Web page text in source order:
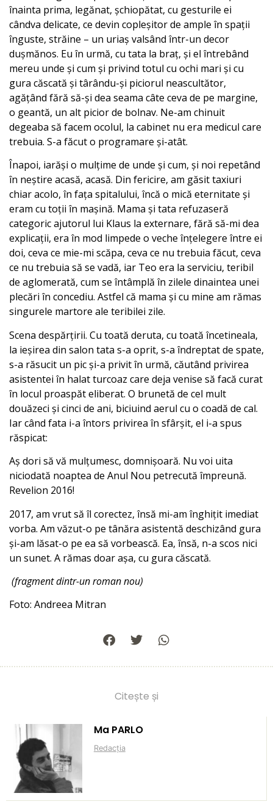
înainta prima, legănat, șchiopătat, cu gesturile ei
cândva delicate, ce devin copleșitor de ample în spații
înguste, străine – un uriaș valsând într-un decor
dușmănos. Eu în urmă, cu tata la braț, și el întrebând
mereu unde și cum și privind totul cu ochi mari și cu
gura căscată și târându-și piciorul neascultător,
agățând fără să-și dea seama câte ceva de pe margine,
o geantă, un alt picior de bolnav. Ne-am chinuit
degeaba să facem ocolul, la cabinet nu era medicul care
trebuia. S-a făcut o programare și-atât.
Înapoi, iarăși o mulțime de unde și cum, și noi repetând
în neștire acasă, acasă. Din fericire, am găsit taxiuri
chiar acolo, în fața spitalului, încă o mică eternitate și
eram cu toții în mașină. Mama și tata refuzaseră
categoric ajutorul lui Klaus la externare, fără să-mi dea
explicații, era în mod limpede o veche înțelegere între ei
doi, ceva ce mie-mi scăpa, ceva ce nu trebuia făcut, ceva
ce nu trebuia să se vadă, iar Teo era la serviciu, teribil
de aglomerată, cum se întâmplă în zilele dinaintea unei
plecări în concediu. Astfel că mama și cu mine am rămas
singurele martore ale teribilei zile.
Scena despărțirii. Cu toată deruta, cu toată încetineala,
la ieșirea din salon tata s-a oprit, s-a îndreptat de spate,
s-a răsucit un pic și-a privit în urmă, căutând privirea
asistentei în halat turcoaz care deja venise să facă curat
în locul proaspăt eliberat. O brunetă de cel mult
douăzeci și cinci de ani, biciuind aerul cu o coadă de cal.
Iar când fata i-a întors privirea în sfârșit, el i-a spus
răspicat:
Aș dori să vă mulțumesc, domnișoară. Nu voi uita
niciodată noaptea de Anul Nou petrecută împreună.
Revelion 2016!
2017, am vrut să îl corectez, însă mi-am înghițit imediat
vorba. Am văzut-o pe tânăra asistentă deschizând gura
și-am lăsat-o pe ea să vorbească. Ea, însă, n-a scos nici
un sunet. A rămas doar așa, cu gura căscată.
(fragment dintr-un roman nou)
Foto: Andreea Mitran
Citește și
Ma PARLO
Redacția